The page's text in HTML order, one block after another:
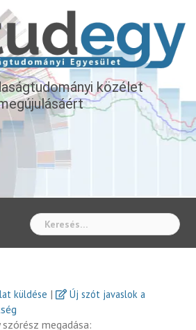
közélet
küldése |
Új szót javaslok a
megadása: